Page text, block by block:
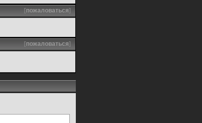
[пожаловаться]
[пожаловаться]